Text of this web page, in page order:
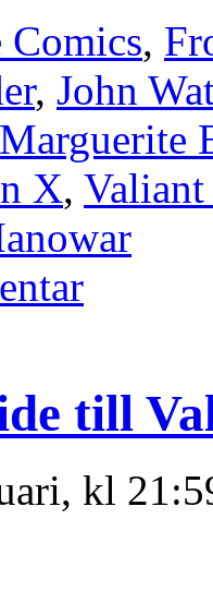
,
, John
Marguerite
X,
till
kl